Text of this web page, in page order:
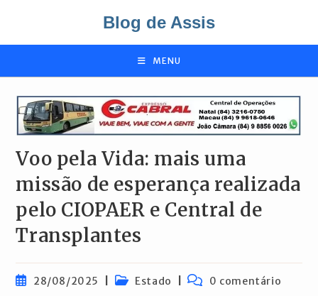
o
Blog de Assis
MENU
Voo pela Vida: mais uma
missão de esperança realizada
pelo CIOPAER e Central de
Transplantes
Post28/08/2025
Categoria
Estado
Comentários
0 comentário